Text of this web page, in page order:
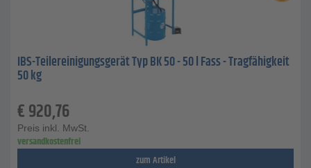
IBS-Teilereinigungsgerät Typ BK 50 - 50 l Fass - Tragfähigkeit
50 kg
€920,76
Preis inkl. MwSt.
versandkostenfrei
zum Artikel